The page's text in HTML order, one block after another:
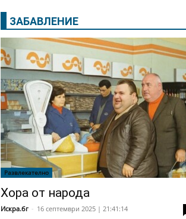
ЗАБАВЛЕНИЕ
Развлекателно
Хора от народа
Искра.бг - 16 септември 2025 | 21:41:14